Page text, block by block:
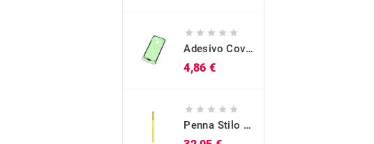
    
Adesivo Cover Posteriore Originale Galaxy A40 (SM-A405)
4,86 €
    
Penna Stilo S-Pen Originale Blu Galaxy Note 9 (SM-N960)